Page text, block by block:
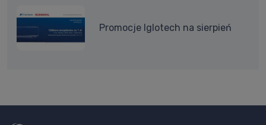
Promocje Iglotech na sierpień